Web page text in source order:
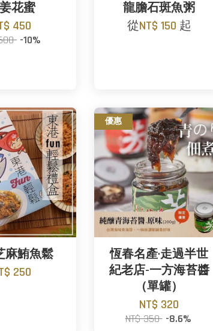
花蜜
450
-10%
龍膽石斑魚粥
從NT$ 150 起
麻鮪魚鬆
250
優惠
恆春名產·走過半世
紀老店-一方海苔醬
（單罐）
NT$ 320
NT$ 350 -8.6%